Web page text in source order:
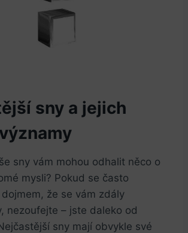
sny a jejich
sny vám mohou odhalit něco o
mysli? Pokud se často
že se vám zdály
nezoufejte – jste daleko od
sny mají obvykle své